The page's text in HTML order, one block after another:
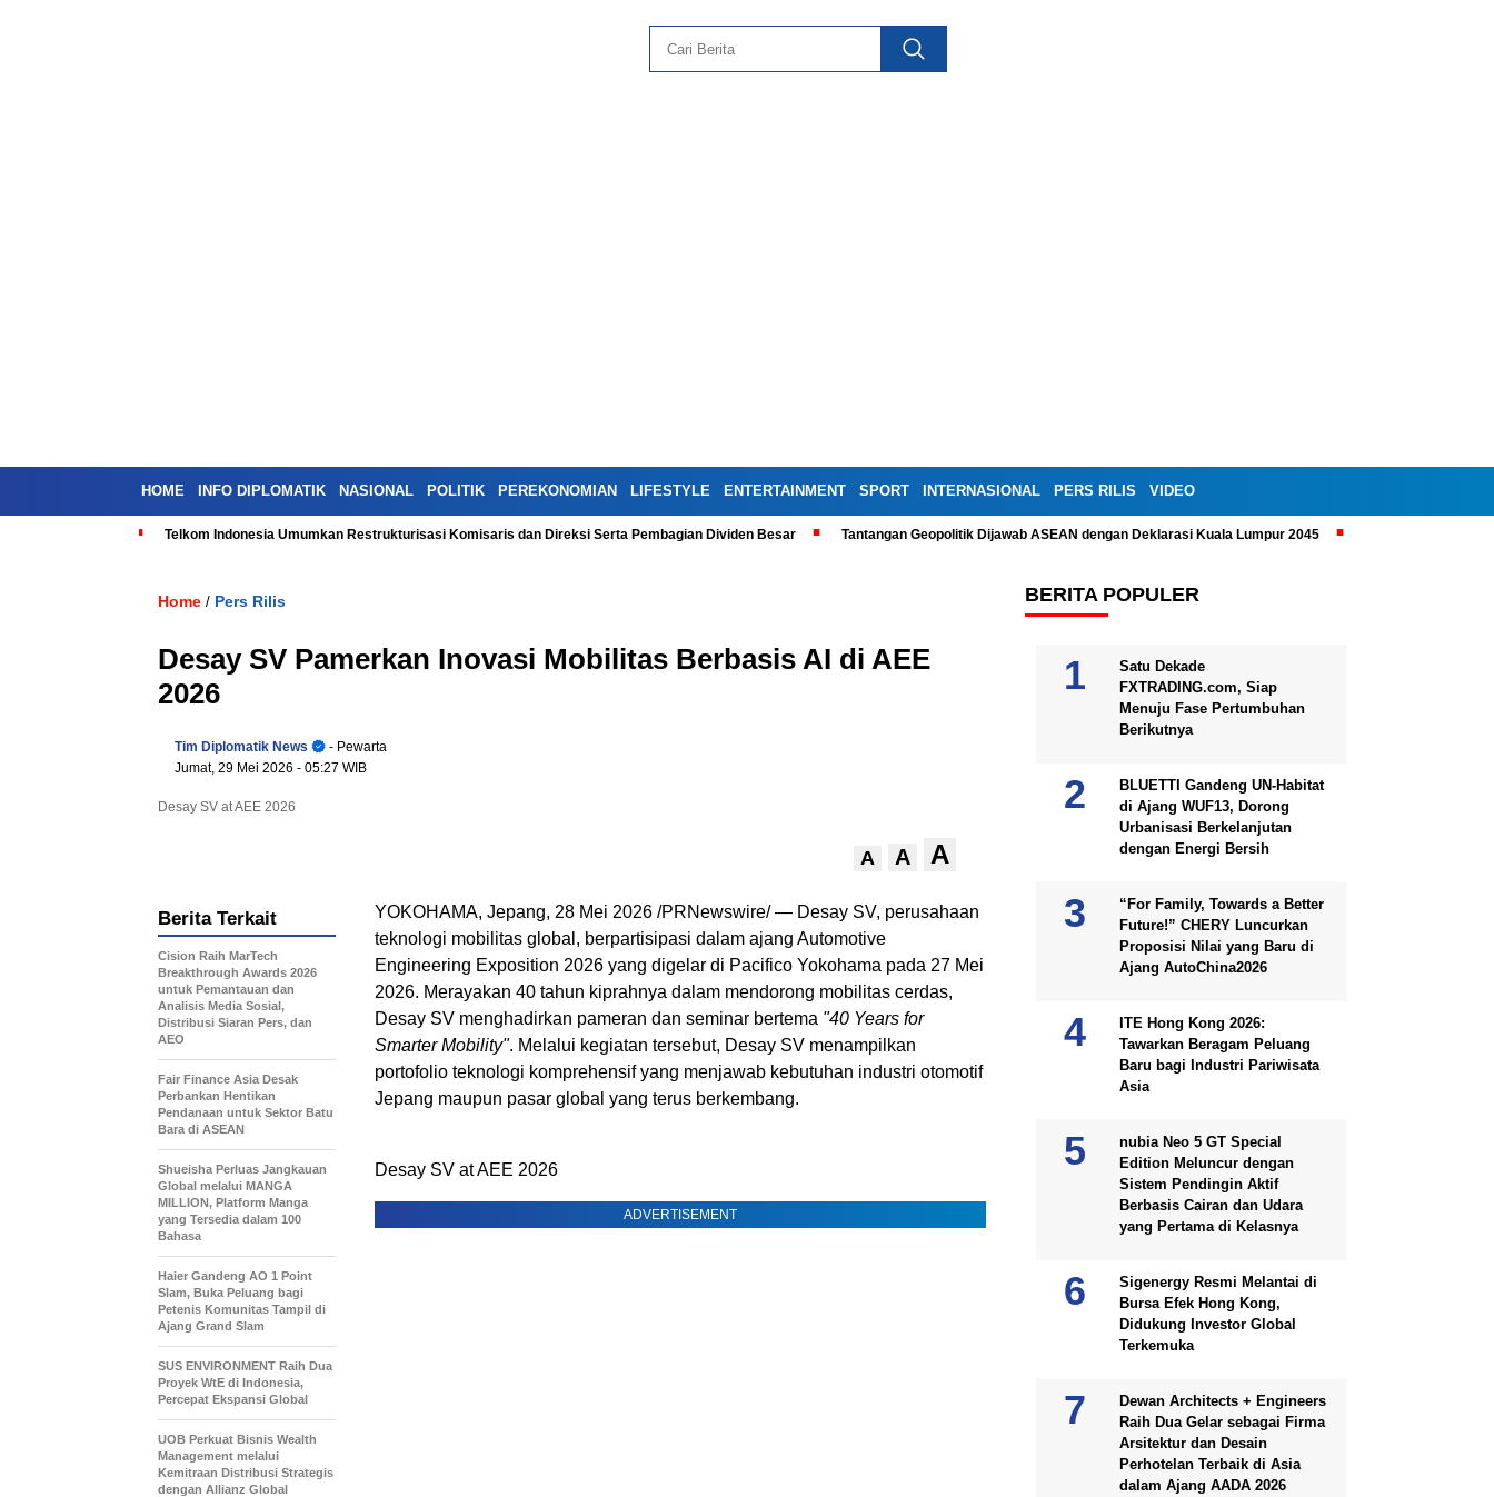
HOME INFO DIPLOMATIK NASIONAL POLITIK PEREKONOMIAN LIFESTYLE ENTERTAINMENT SPORT INTERNASIONAL PERS RILIS VIDEO
Telkom Indonesia Umumkan Restrukturisasi Komisaris dan Direksi Serta Pembagian Dividen Besar Tantangan Geopolitik Dijawab ASEAN dengan Deklarasi Kuala Lumpur 2045
Home / Pers Rilis
Desay SV Pamerkan Inovasi Mobilitas Berbasis AI di AEE
2026
Tim Diplomatik News
- Pewarta
Jumat, 29 Mei 2026 - 05:27 WIB
Desay SV at AEE 2026
A A A
YOKOHAMA, Jepang, 28 Mei 2026 /PRNewswire/ — Desay SV, perusahaan
teknologi mobilitas global, berpartisipasi dalam ajang Automotive
Engineering Exposition 2026 yang digelar di Pacifico Yokohama pada 27 Mei
2026. Merayakan 40 tahun kiprahnya dalam mendorong mobilitas cerdas,
Desay SV menghadirkan pameran dan seminar bertema "40 Years for
Smarter Mobility". Melalui kegiatan tersebut, Desay SV menampilkan
portofolio teknologi komprehensif yang menjawab kebutuhan industri otomotif
Jepang maupun pasar global yang terus berkembang.
Desay SV at AEE 2026
ADVERTISEMENT
Berita Terkait
Cision Raih MarTech
Breakthrough Awards 2026
untuk Pemantauan dan
Analisis Media Sosial,
Distribusi Siaran Pers, dan
AEO
Fair Finance Asia Desak
Perbankan Hentikan
Pendanaan untuk Sektor Batu
Bara di ASEAN
Shueisha Perluas Jangkauan
Global melalui MANGA
MILLION, Platform Manga
yang Tersedia dalam 100
Bahasa
Haier Gandeng AO 1 Point
Slam, Buka Peluang bagi
Petenis Komunitas Tampil di
Ajang Grand Slam
SUS ENVIRONMENT Raih Dua
Proyek WtE di Indonesia,
Percepat Ekspansi Global
UOB Perkuat Bisnis Wealth
Management melalui
Kemitraan Distribusi Strategis
dengan Allianz Global
BERITA POPULER
Satu Dekade
FXTRADING.com, Siap
Menuju Fase Pertumbuhan
Berikutnya
BLUETTI Gandeng UN-Habitat
di Ajang WUF13, Dorong
Urbanisasi Berkelanjutan
dengan Energi Bersih
“For Family, Towards a Better
Future!” CHERY Luncurkan
Proposisi Nilai yang Baru di
Ajang AutoChina2026
ITE Hong Kong 2026:
Tawarkan Beragam Peluang
Baru bagi Industri Pariwisata
Asia
nubia Neo 5 GT Special
Edition Meluncur dengan
Sistem Pendingin Aktif
Berbasis Cairan dan Udara
yang Pertama di Kelasnya
Sigenergy Resmi Melantai di
Bursa Efek Hong Kong,
Didukung Investor Global
Terkemuka
Dewan Architects + Engineers
Raih Dua Gelar sebagai Firma
Arsitektur dan Desain
Perhotelan Terbaik di Asia
dalam Ajang AADA 2026